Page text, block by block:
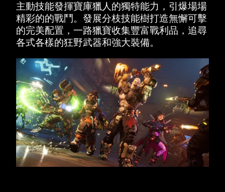
主動技能發揮寶庫獵人的獨特能力，引爆場場
精彩的的戰鬥。發展分枝技能樹打造無懈可擊
的完美配置，一路獵寶收集豐富戰利品，追尋
各式各樣的狂野武器和強大裝備。